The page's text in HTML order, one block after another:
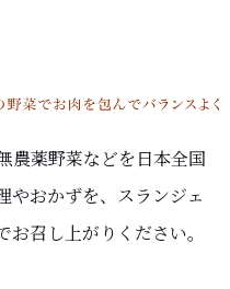
農薬野菜などを日本全国
やおかずを、スランジェ
召し上がりください。